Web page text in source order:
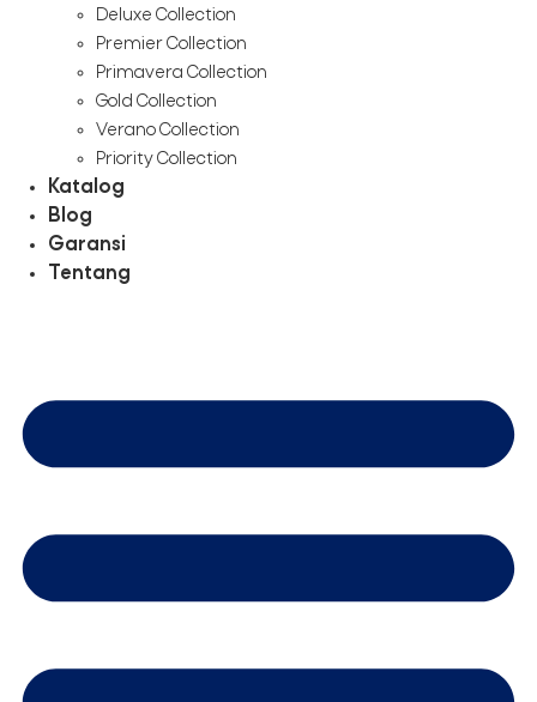
Deluxe Collection
Premier Collection
Primavera Collection
Gold Collection
Verano Collection
Priority Collection
Katalog
Blog
Garansi
Tentang